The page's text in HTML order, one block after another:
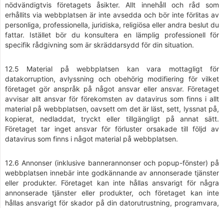
nödvändigtvis företagets åsikter. Allt innehåll och råd som
erhållits via webbplatsen är inte avsedda och bör inte förlitas av
personliga, professionella, juridiska, religiösa eller andra beslut du
fattar. Istället bör du konsultera en lämplig professionell för
specifik rådgivning som är skräddarsydd för din situation.
12.5 Material på webbplatsen kan vara mottagligt för
datakorruption, avlyssning och obehörig modifiering för vilket
företaget gör anspråk på något ansvar eller ansvar. Företaget
avvisar allt ansvar för förekomsten av datavirus som finns i allt
material på webbplatsen, oavsett om det är läst, sett, lyssnat på,
kopierat, nedladdat, tryckt eller tillgängligt på annat sätt.
Företaget tar inget ansvar för förluster orsakade till följd av
datavirus som finns i något material på webbplatsen.
12.6 Annonser (inklusive bannerannonser och popup-fönster) på
webbplatsen innebär inte godkännande av annonserade tjänster
eller produkter. Företaget kan inte hållas ansvarigt för några
annonserade tjänster eller produkter, och företaget kan inte
hållas ansvarigt för skador på din datorutrustning, programvara,